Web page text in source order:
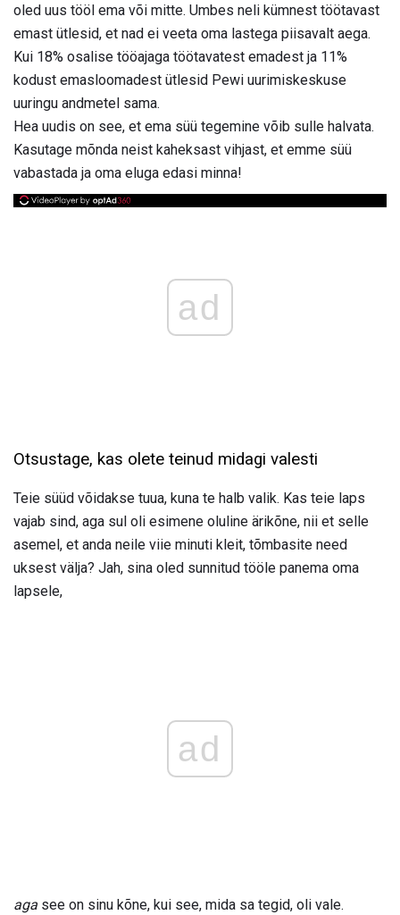
oled uus tööl ema või mitte. Umbes neli kümnest töötavast
emast ütlesid, et nad ei veeta oma lastega piisavalt aega.
Kui 18% osalise tööajaga töötavatest emadest ja 11%
kodust emasloomadest ütlesid Pewi uurimiskeskuse
uuringu andmetel sama.
Hea uudis on see, et ema süü tegemine võib sulle halvata.
Kasutage mõnda neist kaheksast vihjast, et emme süü
vabastada ja oma eluga edasi minna!
ad
Otsustage, kas olete teinud midagi valesti
Teie süüd võidakse tuua, kuna te halb valik. Kas teie laps
vajab sind, aga sul oli esimene oluline ärikõne, nii et selle
asemel, et anda neile viie minuti kleit, tõmbasite need
uksest välja? Jah, sina oled sunnitud tööle panema oma
lapsele,
ad
aga see on sinu kõne, kui see, mida sa tegid, oli vale.